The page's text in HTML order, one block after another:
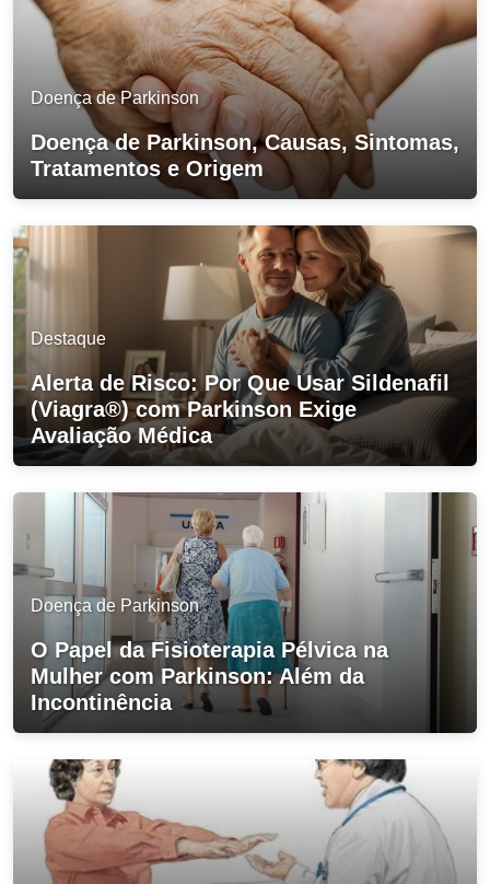
Doença de Parkinson
Doença de Parkinson, Causas, Sintomas,
Tratamentos e Origem
Destaque
Alerta de Risco: Por Que Usar Sildenafil
(Viagra®) com Parkinson Exige
Avaliação Médica
Doença de Parkinson
O Papel da Fisioterapia Pélvica na
Mulher com Parkinson: Além da
Incontinência